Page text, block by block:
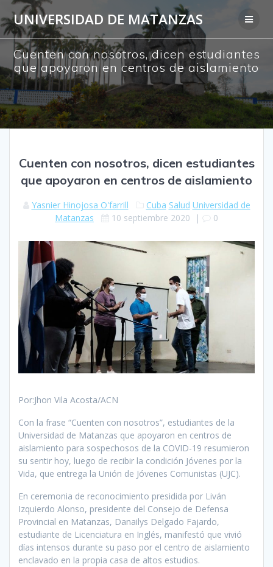
Saltar
al
contenido
UNIVERSIDAD DE MATANZAS
Cuenten con nosotros, dicen estudiantes
que apoyaron en centros de aislamiento
Cuenten con nosotros, dicen estudiantes
que apoyaron en centros de aislamiento
Yasnier Hinojosa O'farrill Cuba Salud Universidad de
Matanzas
10 septiembre 2020 | 0
Por:Jhon Vila Acosta/ACN
Con la frase “Cuenten con nosotros”, estudiantes de la
Universidad de Matanzas que apoyaron en centros de
aislamiento para sospechosos de la COVID-19 resumieron
su sentir hoy, luego de recibir la condición Jóvenes por la
Vida, que entrega la Unión de Jóvenes Comunistas (UJC).
En ceremonia de reconocimiento presidida por Liván
Izquierdo Alonso, presidente del Consejo de Defensa
Provincial en Matanzas, Danailys Delgado Fajardo,
estudiante de Licenciatura en Inglés, manifestó que vivió
días intensos durante su paso por el centro de aislamiento
enclavado en la propia casa de altos estudios.